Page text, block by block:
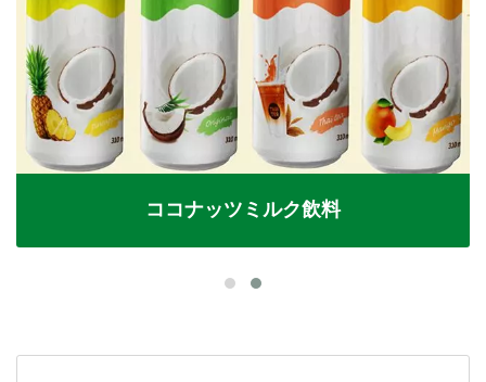
ココナッツミルク飲料